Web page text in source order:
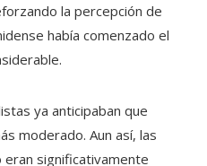
la percepción de
había comenzado el
ya anticipaban que
moderado. Aun así, las
significativamente